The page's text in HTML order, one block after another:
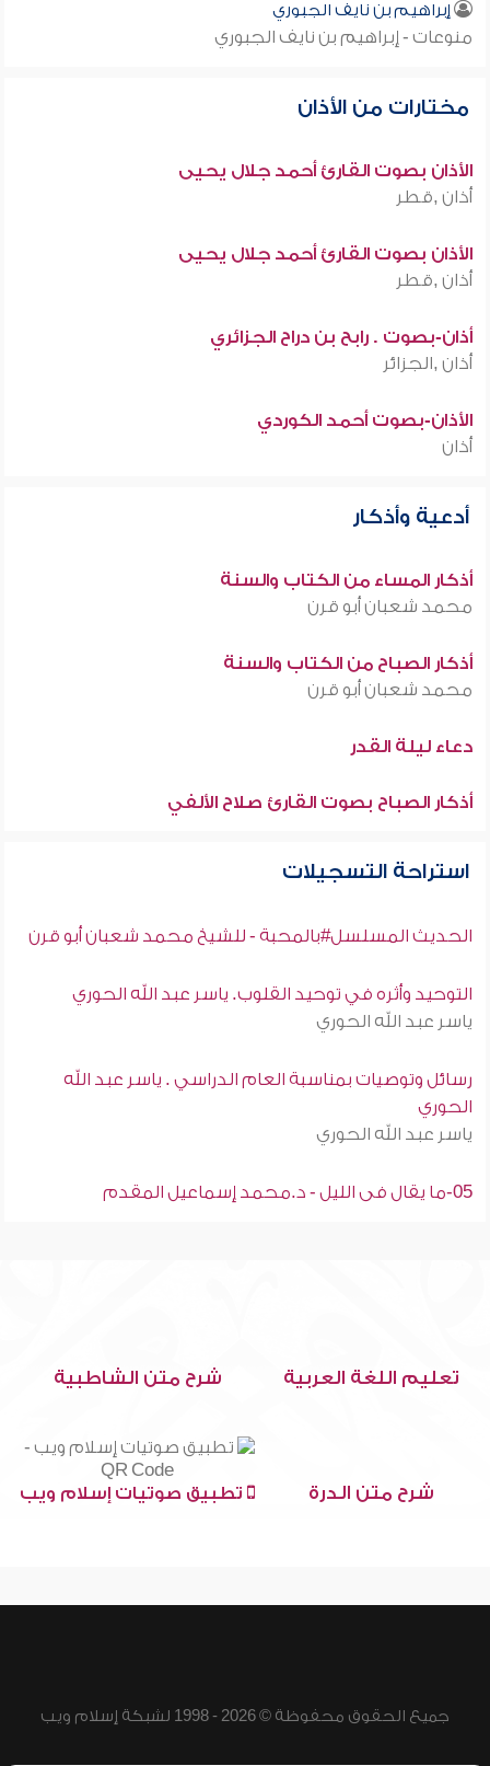
إبراهيم بن نايف الجبوري
منوعات - إبراهيم بن نايف الجبوري
مختارات من الأذان
الأذان بصوت القارئ أحمد جلال يحيى
أذان ,قطر
الأذان بصوت القارئ أحمد جلال يحيى
أذان ,قطر
أذان-بصوت . رابح بن دراح الجزائري
أذان ,الجزائر
الأذان-بصوت أحمد الكوردي
أذان
أدعية وأذكار
أذكار المساء من الكتاب والسنة
محمد شعبان أبو قرن
أذكار الصباح من الكتاب والسنة
محمد شعبان أبو قرن
دعاء ليلة القدر
أذكار الصباح بصوت القارئ صلاح الألفي
استراحة التسجيلات
الحديث المسلسل#بالمحبة - للشيخ محمد شعبان أبو قرن
التوحيد وأثره في توحيد القلوب. ياسر عبد الله الحوري
ياسر عبد الله الحوري
رسائل وتوصيات بمناسبة العام الدراسي . ياسر عبد الله
الحوري
ياسر عبد الله الحوري
05-ما يقال فى الليل - د.محمد إسماعيل المقدم
تعليم اللغة العربية شرح متن الشاطبية
شرح متن الدرة تطبيق صوتيات إسلام ويب
جميع الحقوق محفوظة © 2026 - 1998 لشبكة إسلام ويب